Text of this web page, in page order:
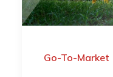
Go-To-Market